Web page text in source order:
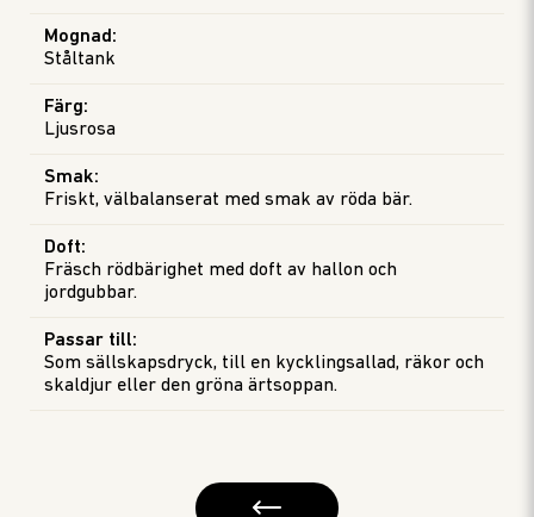
Mognad :
Ståltank
Färg:
Ljusrosa
Doft:
Fräsch rödbärighet med doft av hallon och
jordgubbar.
Smak:
Friskt, välbalanserat med smak av röda bär.
Passar till:
Som sällskapsdryck, till en kycklingsallad, räkor och
skaldjur eller den gröna ärtsoppan.